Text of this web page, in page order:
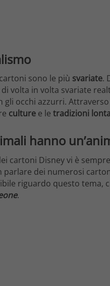
sono le più svariate.
volta in volta svariate
gli occhi azzurri.
culture e le tradizioni
hanno
cartoni Disney vi è
dei numerosi
riguardo questo tema,
.